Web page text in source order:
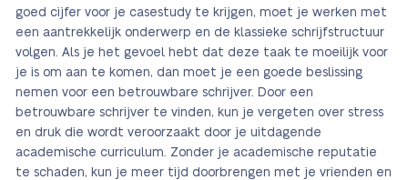
goed cijfer voor je casestudy te krijgen, moet je werken met
een aantrekkelijk onderwerp en de klassieke schrijfstructuur
volgen. Als je het gevoel hebt dat deze taak te moeilijk voor
je is om aan te komen, dan moet je een goede beslissing
nemen voor een betrouwbare schrijver. Door een
betrouwbare schrijver te vinden, kun je vergeten over stress
en druk die wordt veroorzaakt door je uitdagende
academische curriculum. Zonder je academische reputatie
te schaden, kun je meer tijd doorbrengen met je vrienden en